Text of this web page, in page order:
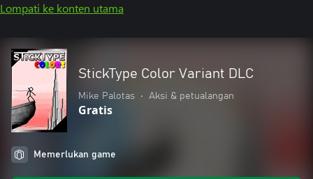
Lompati ke konten utama
StickType Color Variant DLC
Mike Palotas • Aksi & petualangan
Gratis
Memerlukan game